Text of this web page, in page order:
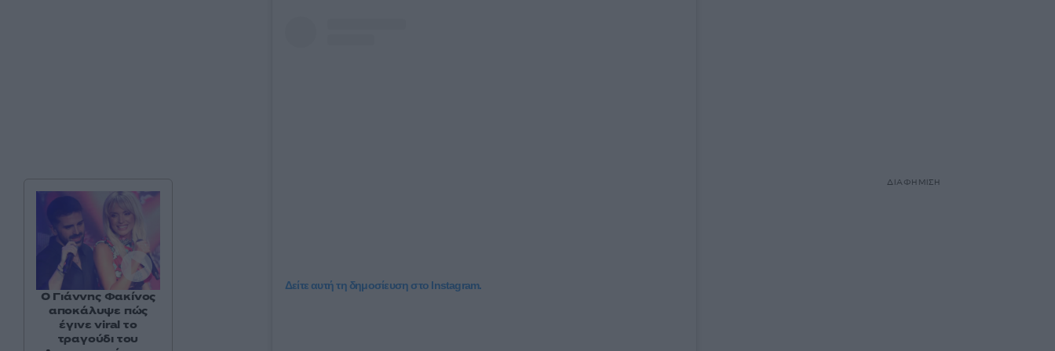
Δείτε αυτή τη δημοσίευση στο Instagram.
Ο Γιάννης Φακίνος
αποκάλυψε πώς
έγινε viral το
τραγούδι του
ΔΙΑΦΗΜΙΣΗ